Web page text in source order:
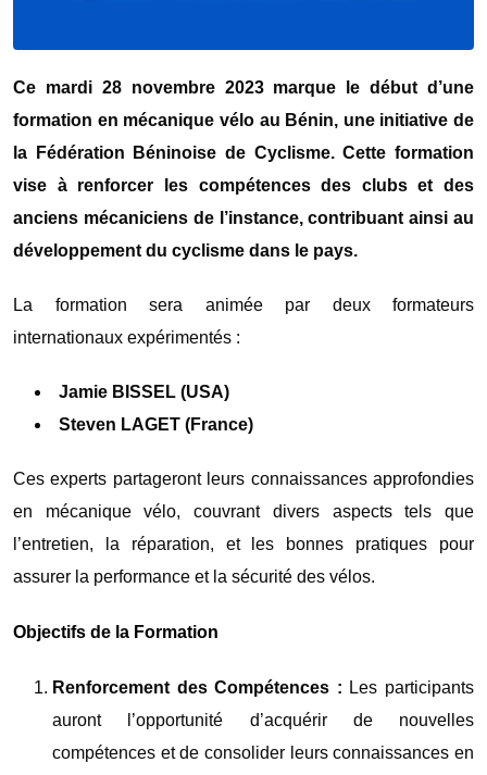
Ce mardi 28 novembre 2023 marque le début d’une
formation en mécanique vélo au Bénin, une initiative de
la Fédération Béninoise de Cyclisme. Cette formation
vise à renforcer les compétences des clubs et des
anciens mécaniciens de l’instance, contribuant ainsi au
développement du cyclisme dans le pays.
La formation sera animée par deux formateurs
internationaux expérimentés :
Jamie BISSEL (USA)
Steven LAGET (France)
Ces experts partageront leurs connaissances approfondies
en mécanique vélo, couvrant divers aspects tels que
l’entretien, la réparation, et les bonnes pratiques pour
assurer la performance et la sécurité des vélos.
Objectifs de la Formation
Renforcement des Compétences : Les participants
auront l’opportunité d’acquérir de nouvelles
compétences et de consolider leurs connaissances en